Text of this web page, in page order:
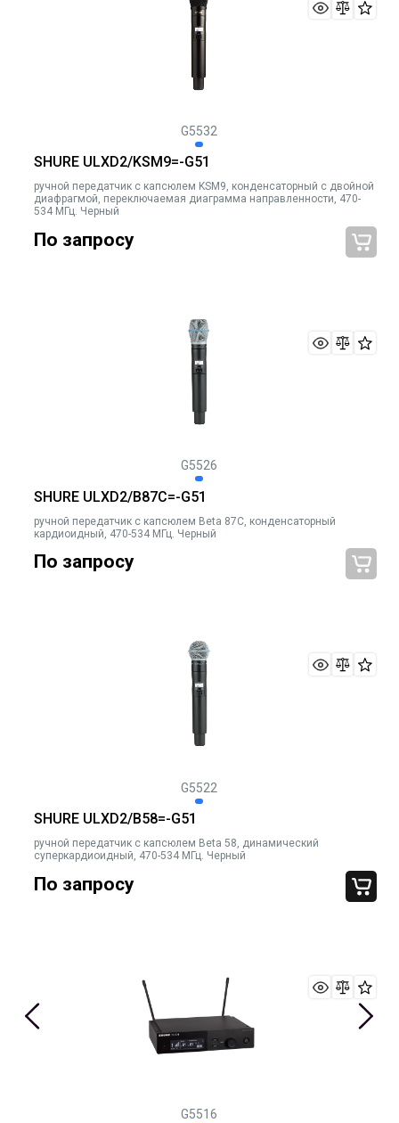
G5532
SHURE ULXD2/KSM9=-G51
ручной передатчик с капсюлем KSM9, конденсаторный с двойной
диафрагмой, переключаемая диаграмма направленности, 470-
534 МГц. Черный
По запросу
G5526
SHURE ULXD2/B87C=-G51
ручной передатчик с капсюлем Beta 87C, конденсаторный
кардиоидный, 470-534 МГц. Черный
По запросу
G5522
SHURE ULXD2/B58=-G51
ручной передатчик с капсюлем Beta 58, динамический
суперкардиоидный, 470-534 МГц. Черный
По запросу
G5516